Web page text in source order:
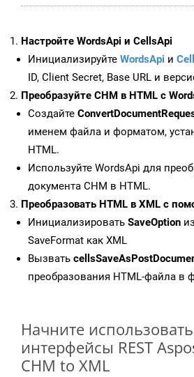
Настройте WordsApi и CellsApi
Инициализируйте WordsApi и
ID, Client Secret, Base URL и
Преобразуйте CHM в HTML с
Создайте
именем файла и форматом,
HTML.
Используйте WordsApi для
документа CHM в HTML.
Преобразовать HTML в XML с
Инициализировать SaveOption
SaveFormat как XML
Вызвать
преобразования HTML-файла в
Начните
интерфейсы REST
CHM to XML